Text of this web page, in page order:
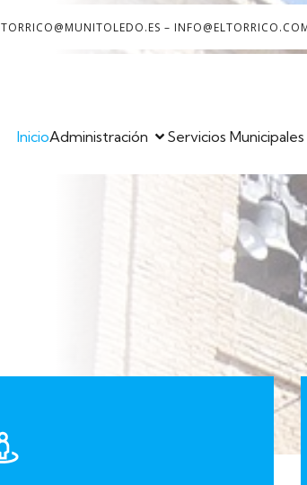
TORRICO@MUNITOLEDO.ES –
InicioAdministración Servicios Municipales